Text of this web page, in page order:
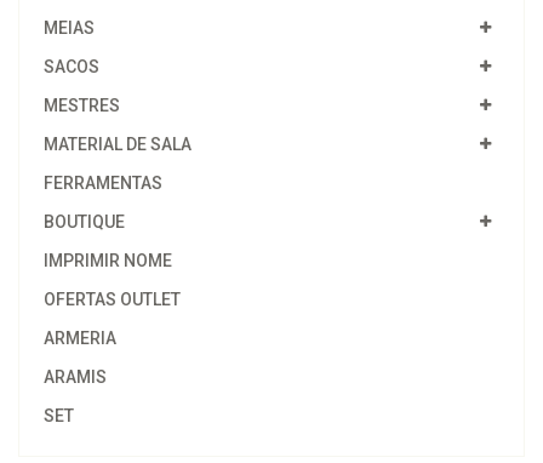
MEIAS
SACOS
MESTRES
MATERIAL DE SALA
FERRAMENTAS
BOUTIQUE
IMPRIMIR NOME
OFERTAS OUTLET
ARMERIA
ARAMIS
SET